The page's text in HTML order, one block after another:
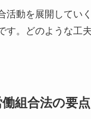
活動を展開してい
す。どのような工
組合法の要